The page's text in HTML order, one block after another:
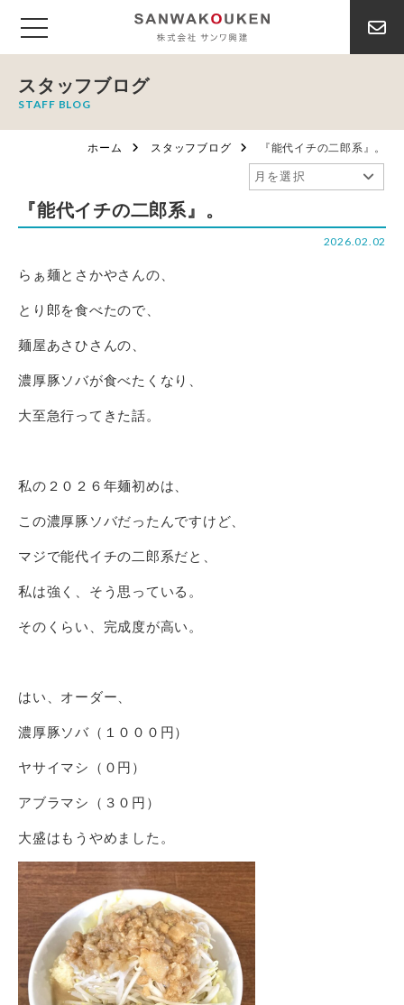
スタッフブログ
STAFF BLOG
ホーム スタッフブログ 『能代イチの二郎系』。
『能代イチの二郎系』。
2026.02.02
らぁ麺とさかやさんの、
とり郎を食べたので、
麺屋あさひさんの、
濃厚豚ソバが食べたくなり、
大至急行ってきた話。
私の２０２６年麺初めは、
この濃厚豚ソバだったんですけど、
マジで能代イチの二郎系だと、
私は強く、そう思っている。
そのくらい、完成度が高い。
はい、オーダー、
濃厚豚ソバ（１０００円）
ヤサイマシ（０円）
アブラマシ（３０円）
大盛はもうやめました。